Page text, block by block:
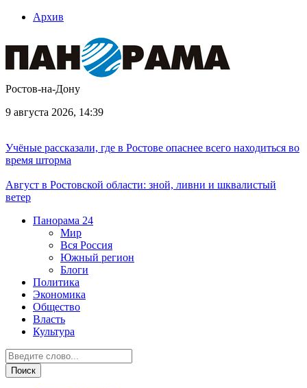
Архив
Ростов-на-Дону
9 августа 2026, 14:39
Учёные рассказали, где в Ростове опаснее всего находиться во
время шторма
Август в Ростовской области: зной, ливни и шквалистый
ветер
Панорама 24
Мир
Вся Россия
Южный регион
Блоги
Политика
Экономика
Общество
Власть
Культура